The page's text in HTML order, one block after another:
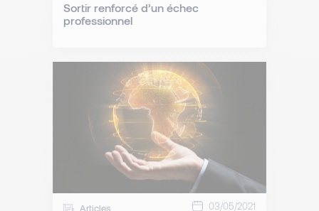
Sortir renforcé d’un échec
professionnel
Articles 03/05/2021